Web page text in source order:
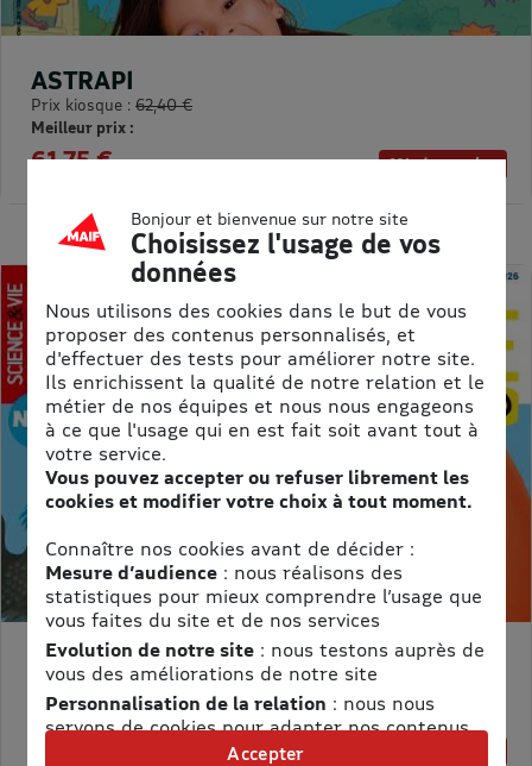
1% de remise
ASTRAPI
Prix kiosque : 62,40 €
Meilleur prix :
61,75 €
MON PETIT SCIENCE ET VIE AVEC NANO
Meilleur prix :
Bonjour et bienvenue sur notre site
Choisissez l'usage de vos
données
Nous utilisons des cookies dans le but de vous
proposer des contenus personnalisés, et
d'effectuer des tests pour améliorer notre site.
Ils enrichissent la qualité de notre relation et le
métier de nos équipes et nous nous engageons
à ce que l'usage qui en est fait soit avant tout à
votre service.
Vous pouvez accepter ou refuser librement les
cookies et modifier votre choix à tout moment.
Connaître nos cookies avant de décider :
Mesure d’audience: nous réalisons des
statistiques pour mieux comprendre l’usage que
vous faites du site et de nos services
Evolution de notre site: nous testons auprès de
vous des améliorations de notre site
Personnalisation de la relation : nous nous
servons de cookies pour adapter nos contenus
et personnaliser nos offres
Accepter